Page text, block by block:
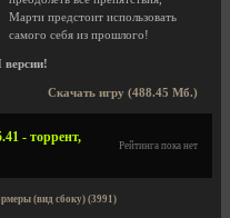
Марти предстоит использовать
самого себя из прошлого!
Скачать игру (488.45 Мб.)
- торрент,
Рейтинга пока нет
(вид сбоку) (3991)